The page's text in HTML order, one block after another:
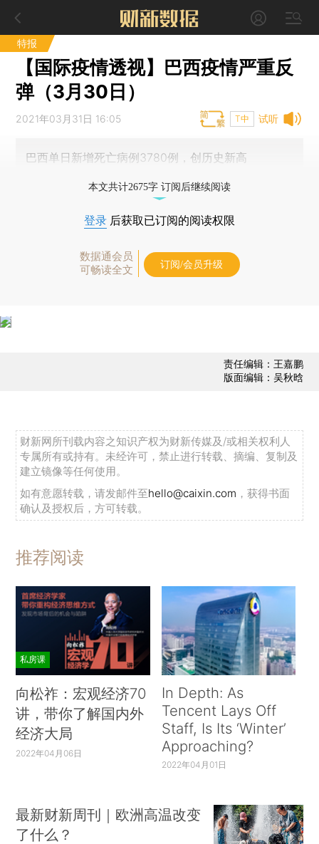
特报
【国际疫情透视】巴西疫情严重反
弹（3月30日）
试听
2021年03月31日 16:05 T中
巴西单日新增死亡病例3780例，创历史新高
本文共计2675字 订阅后继续阅读
登录 后获取已订阅的阅读权限
数据通会员
可畅读全文
订阅/会员升级
责任编辑：王嘉鹏
版面编辑：吴秋晗
财新网所刊载内容之知识产权为财新传媒及/或相关权利人
专属所有或持有。未经许可，禁止进行转载、摘编、复制及
建立镜像等任何使用。
如有意愿转载，请发邮件至hello@caixin.com ，获得书面
确认及授权后，方可转载。
推荐阅读
私房课
向松祚：宏观经济70
讲，带你了解国内外
经济大局
2022年04月06日
In Depth: As
Tencent Lays Off
Staff, Is Its ‘Winter’
Approaching?
2022年04月01日
最新财新周刊｜欧洲高温改变
了什么？